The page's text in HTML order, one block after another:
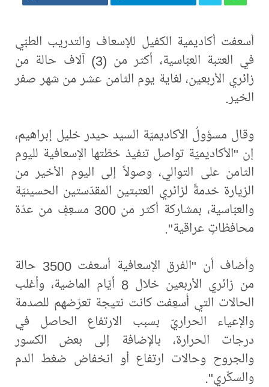
أسعفت أكاديمية الكفيل للإسعاف والتدريب الطبّي
في العتبة العبّاسية، أكثر من (3) آلاف حالة من
زائري الأربعين، لغاية يوم الثامن عشر من شهر صفر
الخير.
وقال مسؤولُ الأكاديميّة السيد حيدر خليل إبراهيم،
إن "الأكاديميّة تواصل تنفيذ خطّتها الإسعافية لليوم
الثامن على التوالي، وصولاً إلى اليوم الأخير من
الزيارة خدمةً لزائري العتبتين المقدّستين الحسينيّة
والعبّاسية، بمشاركة أكثر من 300 مسعِفٍ من عدّة
محافظاتٍ عراقية".
وأضاف أن "الفرق الإسعافية أسعفت 3500 حالة
من زائري الأربعين خلال 8 أيّام الماضية، وأغلب
الحالات التي أُسعِفت كانت نتيجة تعرّضهم للصدمة
والإعياء الحراريّ بسبب الارتفاع الحاصل في
درجات الحرارة، بالإضافة إلى بعض الكسور
والجروح وحالات ارتفاع أو انخفاض ضغط الدم
والسكّري".